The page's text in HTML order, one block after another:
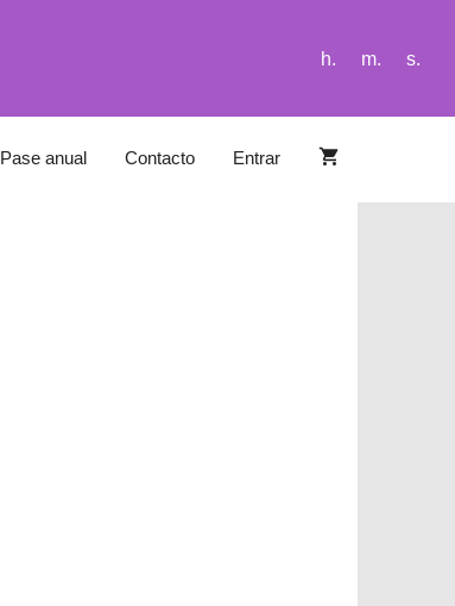
h. m. s.
Pase anual Contacto Entrar